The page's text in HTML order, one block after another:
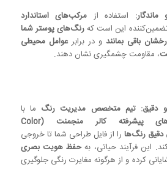
استفاده از مرکب‌های استاندارد
این است کهرنگ‌های پوستر شما
باقی بمانند و در برابرعوامل محیطی
، مقاومت چشمگیری نشان دهند.
دقیق: تیم متخصص مدیریت رنگ ما با
سیستم‌های پیشرفته کالر منجمنت (Color
دقیق رنگ‌هارا از فایل طراحی شما تا خروجی
این فرآیند حیاتی، بهحفظ هویت بصری
کرده و از هرگونه مغایرت رنگی جلوگیری